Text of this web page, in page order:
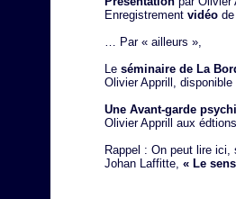
Enregistrement vidéo
… Par « ailleurs »,
Le séminaire de La
Olivier Apprill,
Une Avant-garde
Olivier Apprill aux
Rappel : On peut lire
Johan Laffitte, « Le